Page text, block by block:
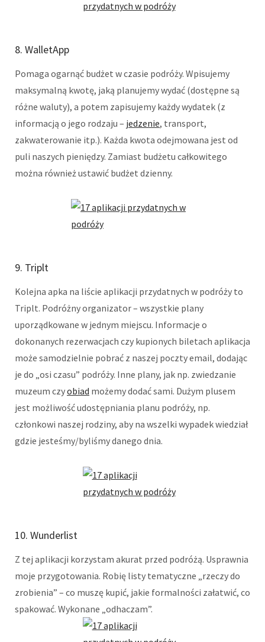
8. WalletApp
Pomaga ogarnąć budżet w czasie podróży. Wpisujemy
maksymalną kwotę, jaką planujemy wydać (dostępne są
różne waluty), a potem zapisujemy każdy wydatek (z
informacją o jego rodzaju – jedzenie, transport,
zakwaterowanie itp.). Każda kwota odejmowana jest od
puli naszych pieniędzy. Zamiast budżetu całkowitego
można również ustawić budżet dzienny.
9. Triplt
Kolejna apka na liście aplikacji przydatnych w podróży to
Triplt. Podróżny organizator – wszystkie plany
uporządkowane w jednym miejscu. Informacje o
dokonanych rezerwacjach czy kupionych biletach aplikacja
może samodzielnie pobrać z naszej poczty email, dodając
je do „osi czasu” podróży. Inne plany, jak np. zwiedzanie
muzeum czyobiad możemy dodać sami. Dużym plusem
jest możliwość udostępniania planu podróży, np.
członkowi naszej rodziny, aby na wszelki wypadek wiedział
gdzie jesteśmy/byliśmy danego dnia.
10. Wunderlist
Z tej aplikacji korzystam akurat przed podróżą. Usprawnia
moje przygotowania. Robię listy tematyczne „rzeczy do
zrobienia” – co muszę kupić, jakie formalności załatwić, co
spakować. Wykonane „odhaczam”.